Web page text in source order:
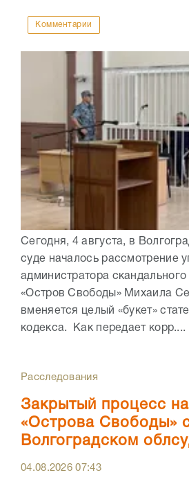
Комментарии
Сегодня, 4 августа, в
суде началось рассмотрение
администратора
«Остров Свободы» Михаила
вменяется целый «букет»
кодекса. Как передает корр....
Расследования
Закрытый процесс
«Острова Свободы»
Волгоградском
04.08.202607:43